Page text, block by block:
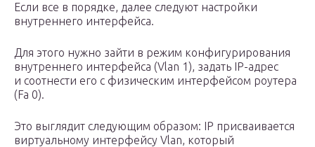
Если все в порядке, далее следуют настройки
внутреннего интерфейса.
Для этого нужно зайти в режим конфигурирования
внутреннего интерфейса (Vlan 1), задать IP-адрес
и соотнести его с физическим интерфейсом роутера
(Fa 0).
Это выглядит следующим образом: IP присваивается
виртуальному интерфейсу Vlan, который